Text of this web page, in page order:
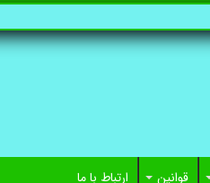
قوانین ارتباط با ما